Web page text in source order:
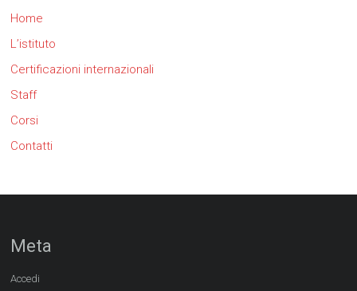
Home
L’istituto
Certificazioni internazionali
Staff
Corsi
Contatti
Meta
Accedi